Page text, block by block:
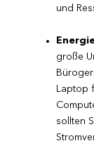
und
große
Laptop
sollten